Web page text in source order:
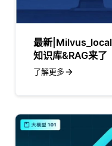
最新
知识库&RAG来了
了解更多